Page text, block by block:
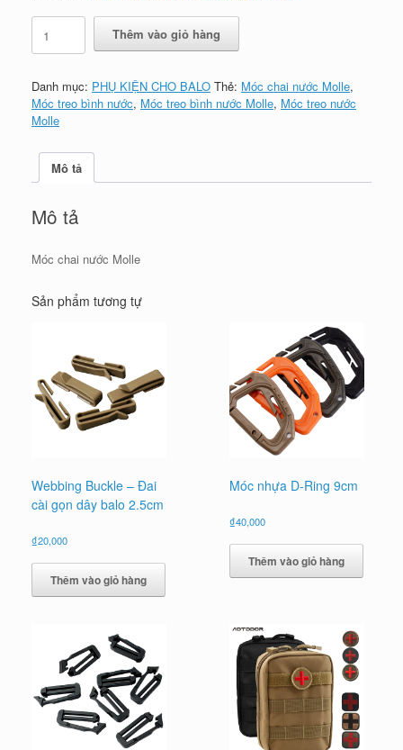
Quickdraw
Carabiner
Water
-
Móc
chai
Molle
số
Thêm vào giỏ hàng
Danh mục: PHỤ KIỆN CHO BALO Thẻ: Móc chai nước Molle,
Móc treo bình nước, Móc treo bình nước Molle, Móc treo nước
Molle
Mô tả
Mô tả
Móc chai nước Molle
Sản phẩm tương tự
Webbing Buckle – Đai
cài gọn dây balo 2.5cm
₫20,000
Thêm vào giỏ hàng
Móc nhựa D-Ring 9cm
₫40,000
Thêm vào giỏ hàng